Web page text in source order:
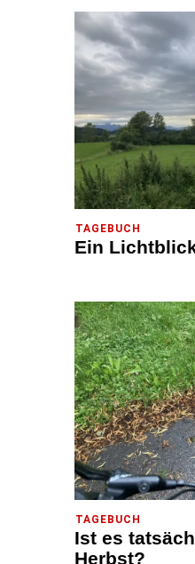
TAGEBUCH
Ein
TAGEBUCH
Ist es
Herbst?